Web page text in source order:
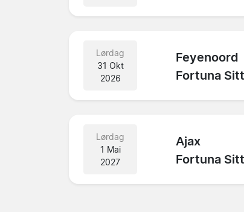
Lørdag
31 Okt
2026
Feyenoord
Fortuna
Lørdag
1 Mai
2027
Ajax
Fortuna